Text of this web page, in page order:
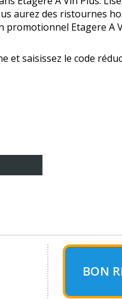
aurez des ristournes
Etagere A
et saisissez le code
BON